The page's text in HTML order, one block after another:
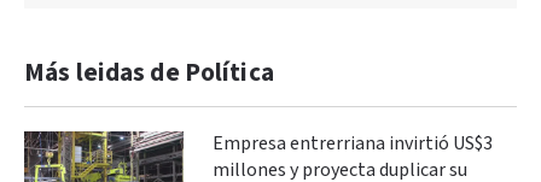
Más leidas de Política
Empresa entrerriana invirtió US$3
millones y proyecta duplicar su